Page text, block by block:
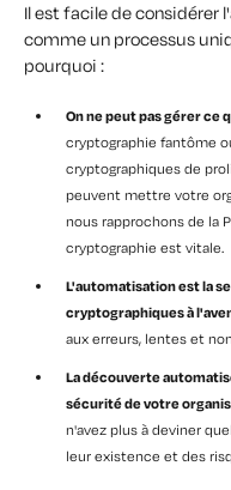
Il est facile de
comme un processus
pourquoi :
On ne peut pas gérer ce
cryptographie fantôme
cryptographiques de
peuvent mettre votre
nous rapprochons de la
cryptographie est vitale.
L'automatisation est la
cryptographiques à
aux erreurs, lentes et
La découverte
sécurité de votre
n'avez plus à deviner
leur existence et des